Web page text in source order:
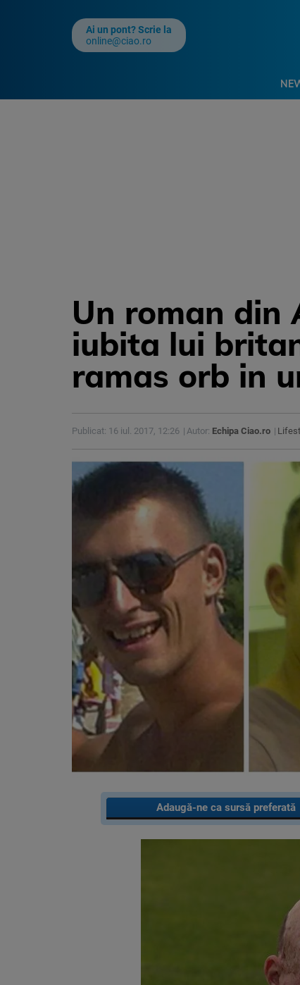
Ai un pont? Scrie la
online@ciao.ro
Un roman din
iubita lui
ramas orb in
Publicat: 16 iul. 2017, 12:26 Autor: Echipa Ciao.ro
Adaugă-ne ca sursă preferată